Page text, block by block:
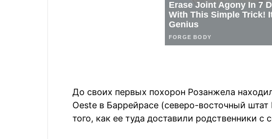
До своих первых похорон Розанжела
Oeste в Баррейрасе (северо-восточный
того, как ее туда доставили родственники с